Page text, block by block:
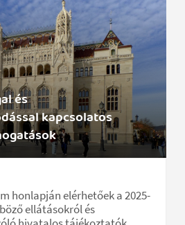
és
kapcsolatos
honlapján elérhetőek a 2025-
ellátásokról és